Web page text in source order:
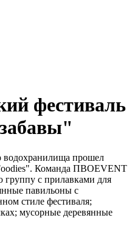
фестиваль
водохранилища прошел
Команда ПВОEVENT
с прилавками для
павильоны с
стиле фестиваля;
мусорные деревянные